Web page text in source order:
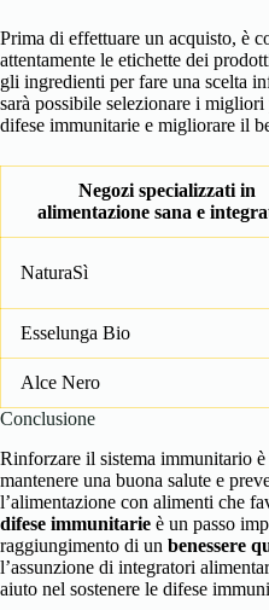
Prima di effettuare un acquisto, è
attentamente le etichette dei
gli ingredienti per fare una scelta
sarà possibile selezionare i
difese immunitarie e migliorare il
Negozi specializzati in
alimentazione sana e
NaturaSì
Esselunga Bio
Alce Nero
Conclusione
Rinforzare il sistema immunitario
mantenere una buona salute e
l’alimentazione con alimenti che
difese immunitarie è un passo
raggiungimento di un benessere
l’assunzione di integratori
aiuto nel sostenere le difese